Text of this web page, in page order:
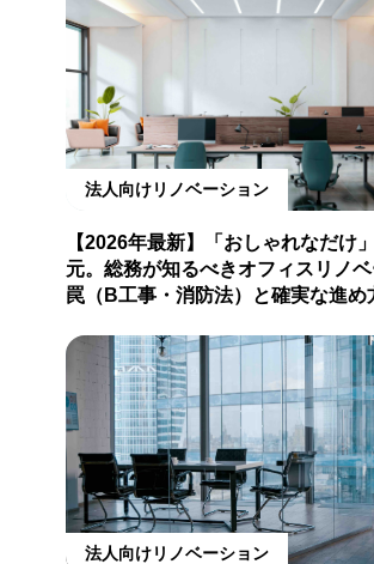
法人向けリノベーション
【2026年最新】「おしゃれなだけ
元。総務が知るべきオフィスリノ
罠（B工事・消防法）と確実な進め
法人向けリノベーション